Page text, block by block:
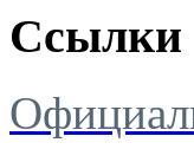
Ссылки